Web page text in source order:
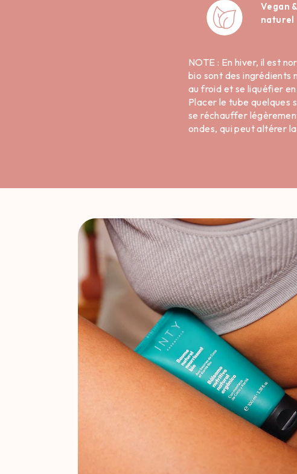
Vegan &
naturel
NOTE : En hiver, il est
bio sont des ingrédients
au froid et se liquéfier
Placer le tube quelques
se réchauffer
ondes, qui peut altérer